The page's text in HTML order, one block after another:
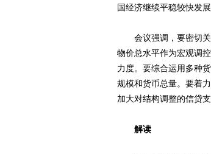
国经济继续平稳较快发
会议强调，要密切关
物价总水平作为宏观调
力度。要综合运用多种
规模和货币总量。要着
加大对结构调整的信贷支
解读